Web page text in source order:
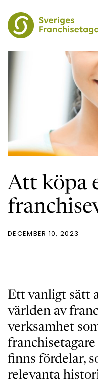
Att köpa
DECEMBER 10, 2023
Ett vanligt sätt
världen av
verksamhet
finns fördelar,
relevanta